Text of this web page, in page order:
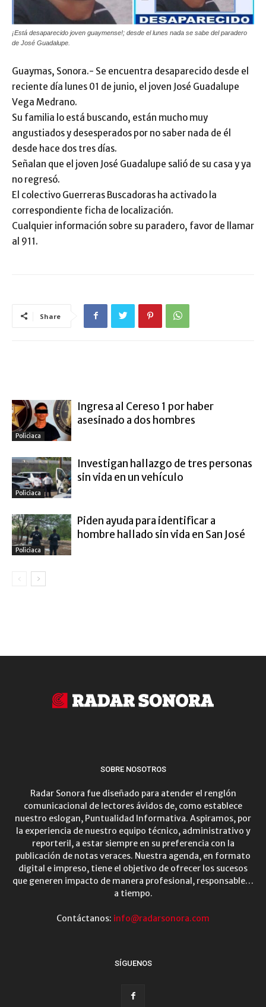
¡Está desaparecido joven guaymense!; desde el lunes nada se sabe del paradero
de José Guadalupe.
Guaymas, Sonora.- Se encuentra desaparecido desde el
reciente día lunes 01 de junio, el joven José Guadalupe
Vega Medrano.
Su familia lo está buscando, están mucho muy
angustiados y desesperados por no saber nada de él
desde hace dos tres días.
Señalan que el joven José Guadalupe salió de su casa y ya
no regresó.
El colectivo Guerreras Buscadoras ha activado la
correspondiente ficha de localización.
Cualquier información sobre su paradero, favor de llamar
al 911.
Share
Policiaca
Ingresa al Cereso 1 por haber
asesinado a dos hombres
Policiaca
Investigan hallazgo de tres personas
sin vida en un vehículo
Policiaca
Piden ayuda para identificar a
hombre hallado sin vida en San José
SOBRE NOSOTROS
Radar Sonora fue diseñado para atender el renglón
comunicacional de lectores ávidos de, como establece
nuestro eslogan, Puntualidad Informativa. Aspiramos, por
la experiencia de nuestro equipo técnico, administrativo y
reporteril, a estar siempre en su preferencia con la
publicación de notas veraces. Nuestra agenda, en formato
digital e impreso, tiene el objetivo de ofrecer los sucesos
que generen impacto de manera profesional, responsable…
a tiempo.
Contáctanos: info@radarsonora.com
SÍGUENOS